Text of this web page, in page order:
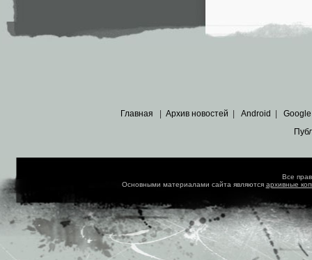
Главная Архив новостей Android Google
Все
Основными материалами сайта являются архивные